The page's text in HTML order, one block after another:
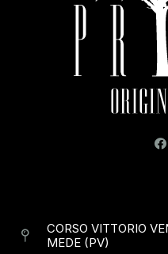
CORSO VITTORIO
MEDE (PV)